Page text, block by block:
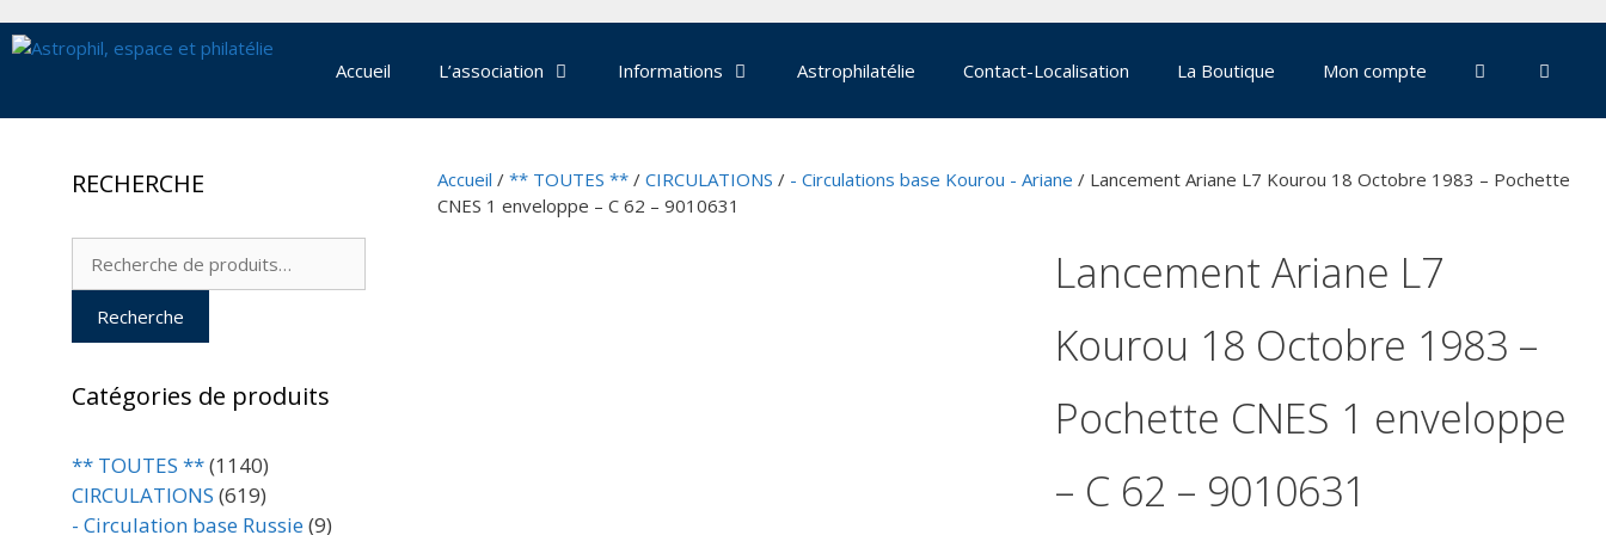
au
Accueil L’association Informations Astrophilatélie Contact-Localisation La Boutique Mon compte
Accueil / ** TOUTES ** / CIRCULATIONS / - Circulations base Kourou - Ariane / Lancement Ariane L7 Kourou 18 Octobre 1983 – Pochette
CNES 1 enveloppe – C 62 – 9010631
Lancement Ariane L7
Kourou 18 Octobre 1983 –
Pochette CNES 1 enveloppe
– C 62 – 9010631
RECHERCHE
Recherche
Recherche
Catégories de produits
** TOUTES **(1140)
CIRCULATIONS (619)
- Circulation base Russie(9)